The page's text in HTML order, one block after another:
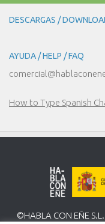
DESCARGAS /
AYUDA / HELP / FAQ
How to Type Spanish
©HABLA CON EÑE